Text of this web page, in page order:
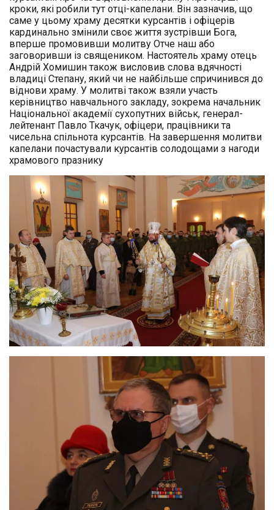
кроки, які робили тут отці-капелани. Він зазначив, що
саме у цьому храму десятки курсантів і офіцерів
кардинально змінили своє життя зустрівши Бога,
вперше промовивши молитву Отче наш або
заговоривши із священиком. Настоятель храму отець
Андрій Хомишин також висловив слова вдячності
владиці Степану, який чи не найбільше спричинився до
віднови храму. У молитві також взяли участь
керівництво навчального закладу, зокрема начальник
Національної академії сухопутних військ, генерал-
лейтенант Павло Ткачук, офіцери, працівники та
чисельна спільнота курсантів. На завершення молитви
капелани почастували курсантів солодощами з нагоди
храмового празнику